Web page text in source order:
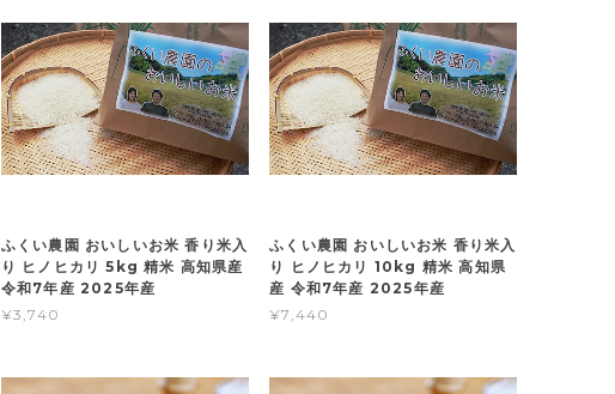
ふくい農園 おいしいお米 香り米入
り ヒノヒカリ 5kg 精米 高知県産
令和7年産 2025年産
¥3,740
ふくい農園 おいしいお米 香り米入
り ヒノヒカリ 10kg 精米 高知県
産 令和7年産 2025年産
¥7,440